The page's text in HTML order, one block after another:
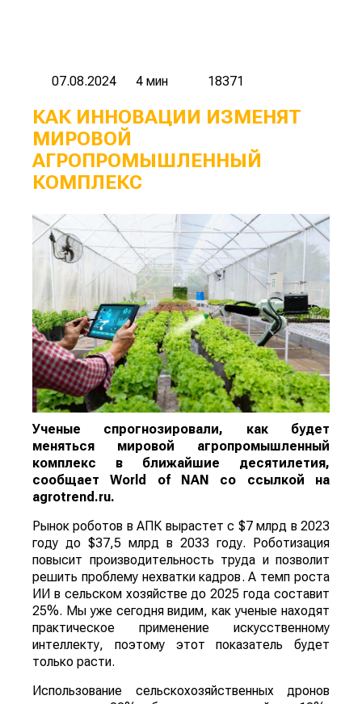
07.08.2024 4 мин 18371
КАК ИННОВАЦИИ ИЗМЕНЯТ
МИРОВОЙ
АГРОПРОМЫШЛЕННЫЙ
КОМПЛЕКС
Ученые спрогнозировали, как будет
меняться мировой агропромышленный
комплекс в ближайшие десятилетия,
сообщаетWorld of NAN
со ссылкой на
agrotrend.ru.
Рынок роботов в АПК вырастет с $7 млрд в 2023
году до $37,5 млрд в 2033 году. Роботизация
повысит производительность труда и позволит
решить проблему нехватки кадров. А темп роста
ИИ в сельском хозяйстве до 2025 года составит
25%. Мы уже сегодня видим, как ученые находят
практическое применение искусственному
интеллекту, поэтому этот показатель будет
только расти.
Использование сельскохозяйственных дронов